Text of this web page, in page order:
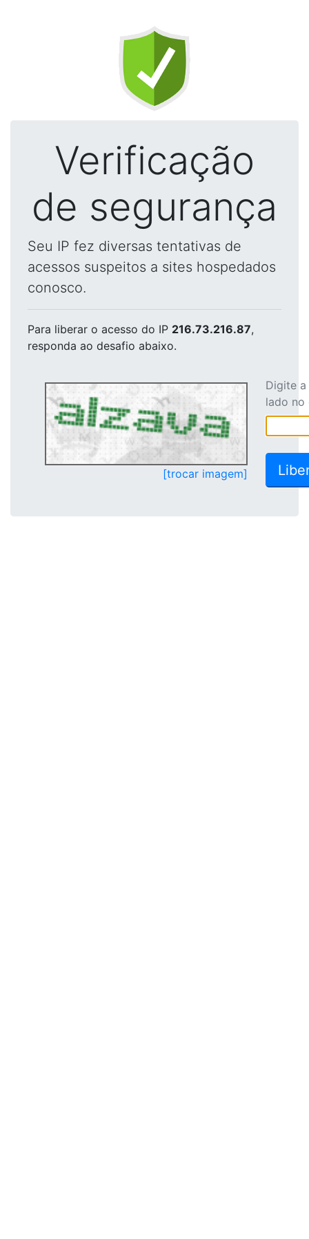
Verificação
de segurança
Seu IP fez diversas tentativas de
acessos suspeitos a sites hospedados
conosco.
Para liberar o acesso do IP 216.73.216.87,
responda ao desafio abaixo.
[trocar imagem]
Digite
lado no